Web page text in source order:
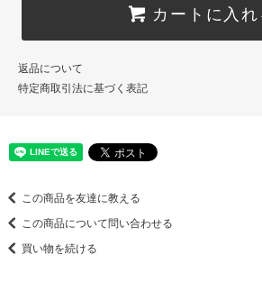
カートに入れ
返品について
特定商取引法に基づく表記
この商品を友達に教える
この商品について問い合わせる
買い物を続ける